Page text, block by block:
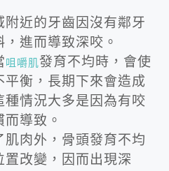
附近的牙齒因沒有鄰牙
進而導致深咬。
咀嚼肌發育不均時，會使
衡，長期下來會造成
種情況大多是因為有咬
導致。
肌肉外，骨頭發育不均
改變，因而出現深